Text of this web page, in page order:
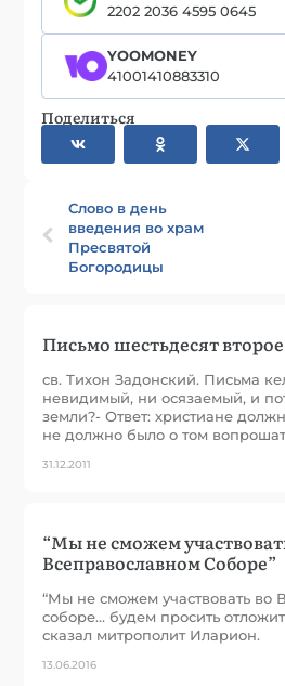
2202 2036 4595 0645
YOOMONEY
41001410883310
Поделиться
Слово в день
введения во храм
Пресвятой
Богородицы
Письмо шестьдесят второе
св. Тихон Задонский. Письма
невидимый, ни осязаемый, и
земли?- Ответ: христиане
не должно было о том
31.12.2011
“Мы не сможем
Всеправославном Соборе”
“Мы не сможем участвовать во
соборе… будем просить
сказал митрополит Иларион.
13.06.2016